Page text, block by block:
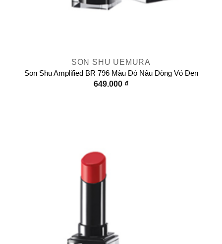
SON SHU UEMURA
Son Shu Amplified BR 796 Màu Đỏ Nâu Dòng Vỏ Đen
649.000 ₫